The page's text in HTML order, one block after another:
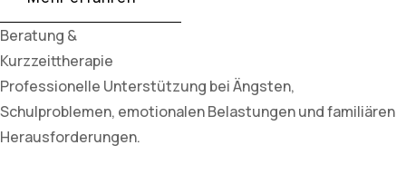
Beratung &
Kurzzeittherapie
Professionelle Unterstützung bei Ängsten,
Schulproblemen, emotionalen Belastungen und familiären
Herausforderungen.